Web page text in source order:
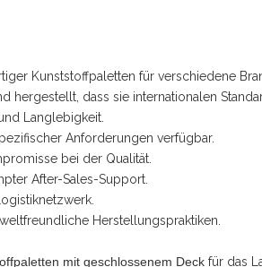
Kunststoffpaletten für verschiedene
hergestellt, dass sie internationalen
Langlebigkeit.
Anforderungen verfügbar.
bei der Qualität.
After-Sales-Support.
Herstellungspraktiken.
mit geschlossenem Deck für das